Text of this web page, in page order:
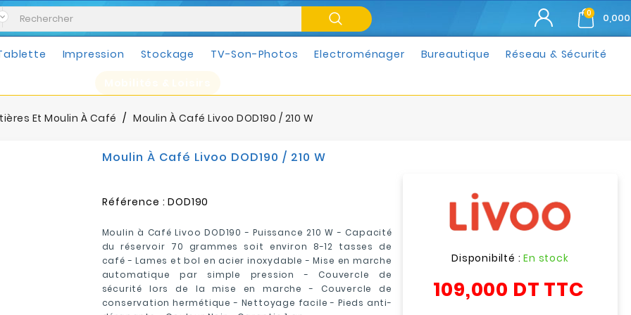
0
Impression Stockage TV-Son-Photos Electroménager Bureautique Réseau & Sécurité
Et Moulin À Café Moulin À Café Livoo DOD190 / 210 W
Moulin À Café Livoo DOD190 / 210 W
Référence : DOD190
Moulin à Café Livoo DOD190 - Puissance 210 W - Capacité
du réservoir 70 grammes soit environ 8-12 tasses de
café - Lames et bol en acier inoxydable - Mise en marche
automatique par simple pression - Couvercle de
sécurité lors de la mise en marche - Couvercle de
conservation hermétique - Nettoyage facile - Pieds anti-
Disponibilté :En stock
109,000 DT TTC